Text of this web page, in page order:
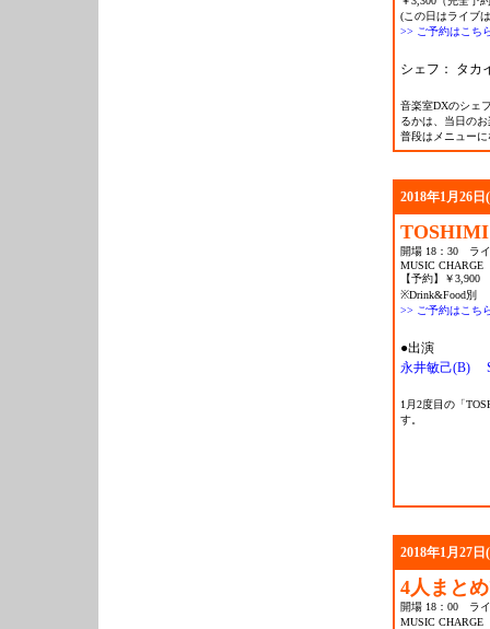
(この日はライブ
>> ご予約はこち
シェフ： タカ
音楽室DXのシェ
るかは、当日の
普段はメニュー
2018年1月26日
TOSHIMI
開場 18：30 ラ
MUSIC CHARGE
【予約】￥
※Drink&Food別
>> ご予約はこち
●出演
永井敏己(B)
1月2度目の「
す。
2018年1月27日
4人まと
開場 18：00 ラ
MUSIC